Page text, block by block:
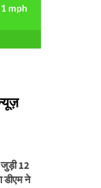
1 mph
जुड़ी 12
डीएम ने